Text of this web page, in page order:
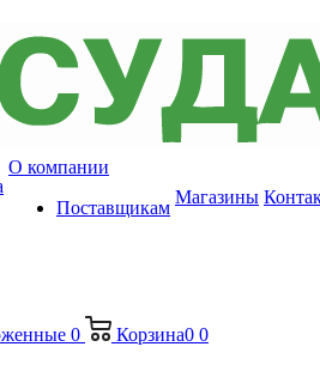
О компании
Поставщикам
Магазины
0 Корзина0 0